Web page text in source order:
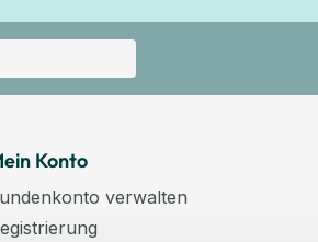
Konto
verwalten